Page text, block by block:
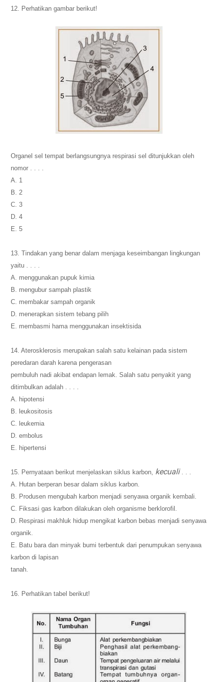
12. Perhatikan gambar berikut!
Organel sel tempat berlangsungnya respirasi sel ditunjukkan oleh
nomor . . . .
A. 1
B. 2
C. 3
D. 4
E. 5
13. Tindakan yang benar dalam menjaga keseimbangan lingkungan
yaitu . . . .
A. menggunakan pupuk kimia
B. mengubur sampah plastik
C. membakar sampah organik
D. menerapkan sistem tebang pilih
E. membasmi hama menggunakan insektisida
14. Aterosklerosis merupakan salah satu kelainan pada sistem
peredaran darah karena pengerasan
pembuluh nadi akibat endapan lemak. Salah satu penyakit yang
ditimbulkan adalah . . . .
A. hipotensi
B. leukositosis
C. leukemia
D. embolus
E. hipertensi
15. Pernyataan berikut menjelaskan siklus karbon, kecuali . . .
A. Hutan berperan besar dalam siklus karbon.
B. Produsen mengubah karbon menjadi senyawa organik kembali.
C. Fiksasi gas karbon dilakukan oleh organisme berklorofil.
D. Respirasi makhluk hidup mengikat karbon bebas menjadi senyawa
organik.
E. Batu bara dan minyak bumi terbentuk dari penumpukan senyawa
karbon di lapisan
tanah.
16. Perhatikan tabel berikut!